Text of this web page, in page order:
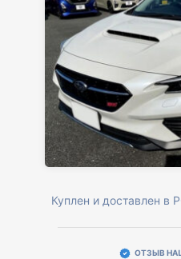
Куплен и доставлен в
ОТЗЫВ